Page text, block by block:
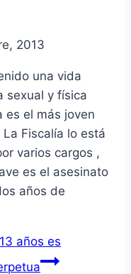
2013
una vida
sexual y física
es el más joven
Fiscalía lo está
varios cargos ,
es el asesinato
años de
años es